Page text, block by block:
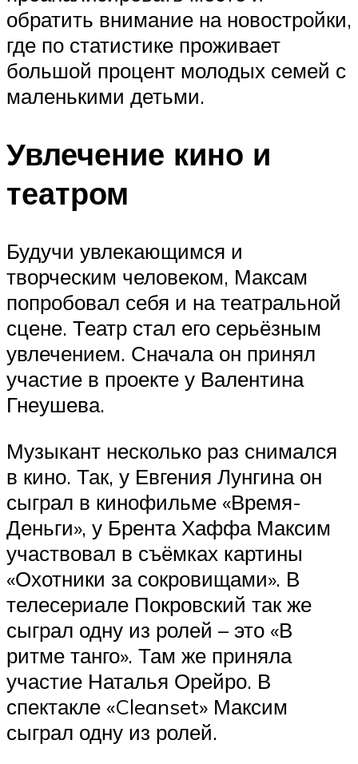
обратить внимание на новостройки,
где по статистике проживает
большой процент молодых семей с
маленькими детьми.
Увлечение кино и
театром
Будучи увлекающимся и
творческим человеком, Максам
попробовал себя и на театральной
сцене. Театр стал его серьёзным
увлечением. Сначала он принял
участие в проекте у Валентина
Гнеушева.
Музыкант несколько раз снимался
в кино. Так, у Евгения Лунгина он
сыграл в кинофильме «Время-
Деньги», у Брента Хаффа Максим
участвовал в съёмках картины
«Охотники за сокровищами». В
телесериале Покровский так же
сыграл одну из ролей – это «В
ритме танго». Там же приняла
участие Наталья Орейро. В
спектакле «Cleanset» Максим
сыграл одну из ролей.